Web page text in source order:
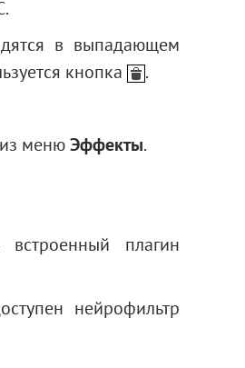
в выпадающем
кнопка
.
менюЭффекты.
плагин
нейрофильтр